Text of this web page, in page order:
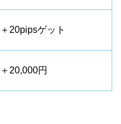
＋20pipsゲット
＋20,000円